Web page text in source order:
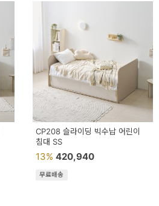
CP208 슬라이딩 빅수납 어린이
침대 SS
13% 420,940
무료배송